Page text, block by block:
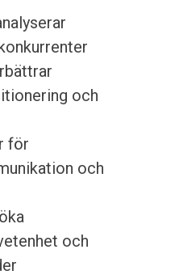
och
för
och
och